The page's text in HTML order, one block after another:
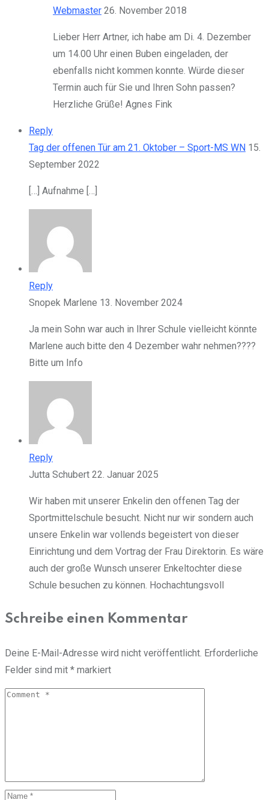
Webmaster 26. November 2018
Lieber Herr Artner, ich habe am Di. 4. Dezember
um 14.00 Uhr einen Buben eingeladen, der
ebenfalls nicht kommen konnte. Würde dieser
Termin auch für Sie und Ihren Sohn passen?
Herzliche Grüße! Agnes Fink
Reply
Tag der offenen Tür am 21. Oktober – Sport-MS WN 15.
September 2022
[…] Aufnahme […]
Reply
Snopek Marlene 13. November 2024
Ja mein Sohn war auch in Ihrer Schule vielleicht könnte
Marlene auch bitte den 4 Dezember wahr nehmen????
Bitte um Info
Reply
Jutta Schubert 22. Januar 2025
Wir haben mit unserer Enkelin den offenen Tag der
Sportmittelschule besucht. Nicht nur wir sondern auch
unsere Enkelin war vollends begeistert von dieser
Einrichtung und dem Vortrag der Frau Direktorin. Es wäre
auch der große Wunsch unserer Enkeltochter diese
Schule besuchen zu können. Hochachtungsvoll
Schreibe einen Kommentar
Deine E-Mail-Adresse wird nicht veröffentlicht. Erforderliche
Felder sind mit * markiert